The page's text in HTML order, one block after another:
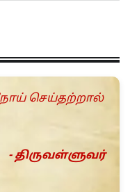
செய்தற்றால்
- திருவள்ளுவர்